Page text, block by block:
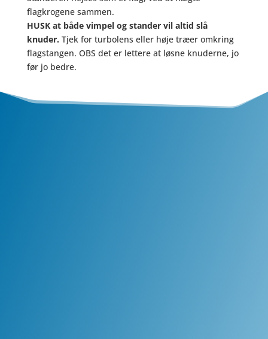
flagkrogene sammen.
HUSK at både vimpel og stander vil altid slå
knuder. Tjek for turbolens eller høje træer omkring
flagstangen. OBS det er lettere at løsne knuderne, jo
før jo bedre.